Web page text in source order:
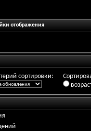
отображения
сортировки: